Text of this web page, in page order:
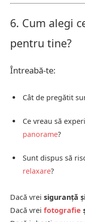
6. Cum alegi
pentru tine?
Întreabă-te:
Cât de pregătit
Ce vreau să
panorame?
Sunt dispus să
relaxare?
Dacă vrei siguranță
Dacă vrei fotografie